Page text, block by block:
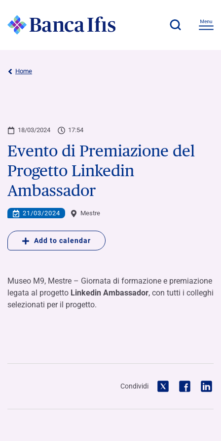
Home
18/03/2024 17:54
Evento di Premiazione del
Progetto Linkedin
Ambassador
21/03/2024 Mestre
Add to calendar
Museo M9, Mestre – Giornata di formazione e premiazione
legata al progetto Linkedin Ambassador, con tutti i colleghi
selezionati per il progetto.
Condividi